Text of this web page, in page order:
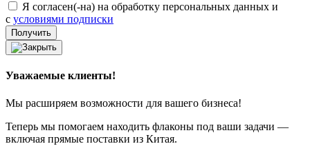
Я согласен(-на) на обработку персональных данных и
с условиями подписки
Уважаемые клиенты!
Мы расширяем возможности для вашего бизнеса!
Теперь мы помогаем находить флаконы под ваши задачи —
включая прямые поставки из Китая.